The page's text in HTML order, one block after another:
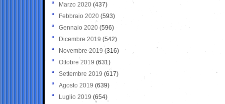
Marzo 2020 (437)
Febbraio 2020 (593)
Gennaio 2020 (596)
Dicembre 2019 (542)
Novembre 2019 (316)
Ottobre 2019 (631)
Settembre 2019 (617)
Agosto 2019 (639)
Luglio 2019 (654)